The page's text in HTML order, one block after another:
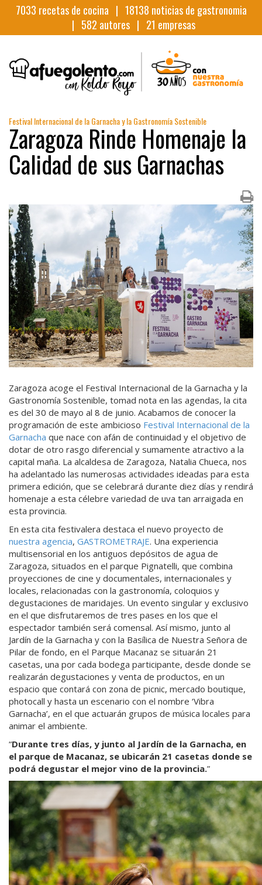
7033 recetas de cocina | 18138 noticias de gastronomia
| 582 autores | 21 empresas
Festival Internacional de la Garnacha y la Gastronomía Sostenible
Zaragoza Rinde Homenaje la
Calidad de sus Garnachas
Zaragoza acoge el Festival Internacional de la Garnacha y la
Gastronomía Sostenible, tomad nota en las agendas, la cita
es del 30 de mayo al 8 de junio. Acabamos de conocer la
programación de este ambicioso Festival Internacional de la
Garnacha que nace con afán de continuidad y el objetivo de
dotar de otro rasgo diferencial y sumamente atractivo a la
capital maña. La alcaldesa de Zaragoza, Natalia Chueca, nos
ha adelantado las numerosas actividades ideadas para esta
primera edición, que se celebrará durante diez días y rendirá
homenaje a esta célebre variedad de uva tan arraigada en
esta provincia.
En esta cita festivalera destaca el nuevo proyecto de
nuestra agencia, GASTROMETRAJE. Una experiencia
multisensorial en los antiguos depósitos de agua de
Zaragoza, situados en el parque Pignatelli, que combina
proyecciones de cine y documentales, internacionales y
locales, relacionadas con la gastronomía, coloquios y
degustaciones de maridajes. Un evento singular y exclusivo
en el que disfrutaremos de tres pases en los que el
espectador también será comensal. Así mismo, junto al
Jardín de la Garnacha y con la Basílica de Nuestra Señora de
Pilar de fondo, en el Parque Macanaz se situarán 21
casetas, una por cada bodega participante, desde donde se
realizarán degustaciones y venta de productos, en un
espacio que contará con zona de picnic, mercado boutique,
photocall y hasta un escenario con el nombre ‘Vibra
Garnacha’, en el que actuarán grupos de música locales para
animar el ambiente.
Durante tres días, y junto al Jardín de la Garnacha, en
el parque de Macanaz, se ubicarán 21 casetas donde se
podrá degustar el mejor vino de la provincia.